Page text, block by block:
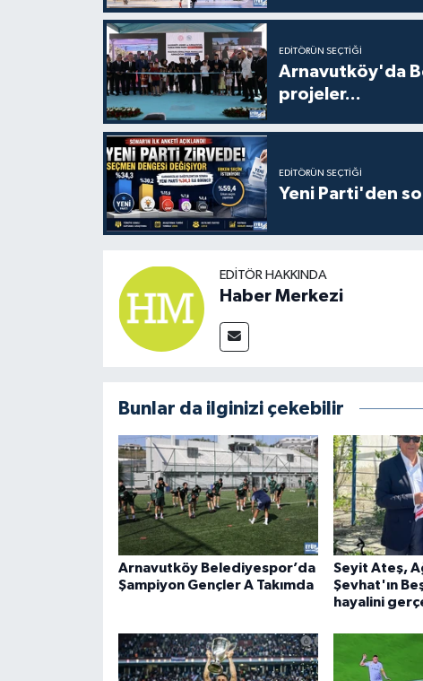
EDITÖRÜN SEÇTIĞI
Arnavutköy'da
projeler...
EDITÖRÜN SEÇTIĞI
Yeni Parti'den
EDITÖR HAKKINDA
Haber Merkezi
Bunlar da ilginizi çekebilir
Arnavutköy Belediyespor’da
Şampiyon Gençler A Takımda
Seyit Ateş,
Şevhat'ın
hayalini